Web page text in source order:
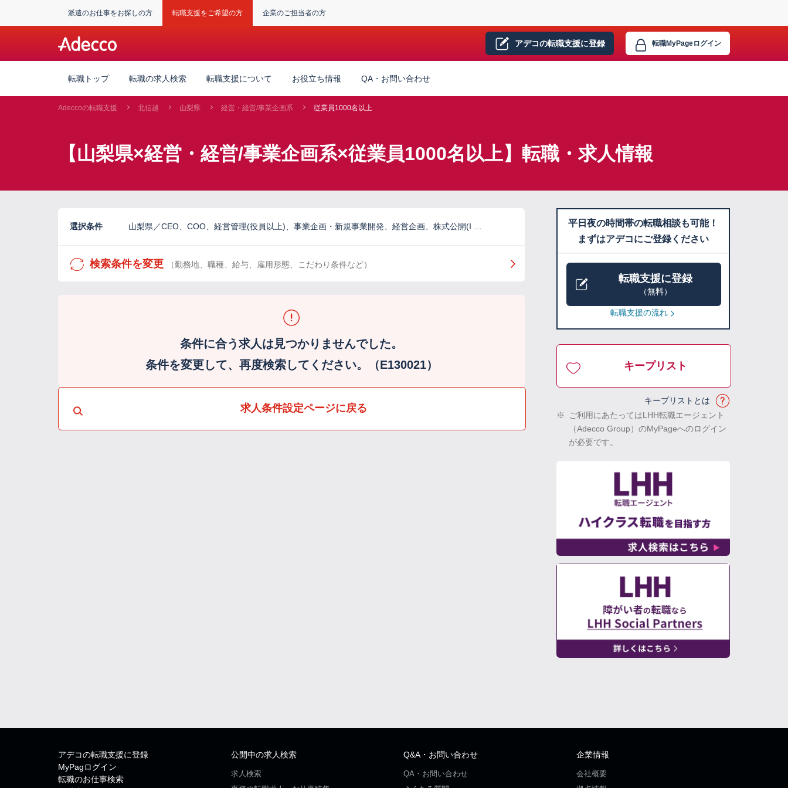
派遣のお仕事をお探しの方 転職支援をご希望の方 企業のご担当者の方
アデコの転職支援に登録 転職MyPageログイン
転職トップ 転職の求人検索 転職支援について お役立ち情報 QA・お問い合わせ
Adeccoの転職支援 北信越 山梨県 経営・経営/事業企画系 従業員1000名以上
【山梨県×経営・経営/事業企画系×従業員1000名以上】転職・求人情報
選択条件 山梨県／CEO、COO、経営管理(役員以上)、事業企画・新規事業開発、経営企画、株式公開(I …
検索条件を変更 （勤務地、職種、給与、雇用形態、こだわり条件など）
条件に合う求人は見つかりませんでした。
条件を変更して、再度検索してください。（E130021）
求人条件設定ページに戻る
平日夜の時間帯の転職相談も可能！
まずはアデコにご登録ください
転職支援に登録
（無料）
転職支援の流れ
キープリスト
キープリストとは
※
ご利用にあたってはLHH転職エージェント
（Adecco Group）のMyPageへのログイン
が必要です。
アデコの転職支援に登録
MyPagログイン
転職のお仕事検索
公開中の求人検索
求人検索
Q&A・お問い合わせ
QA・お問い合わせ
企業情報
会社概要